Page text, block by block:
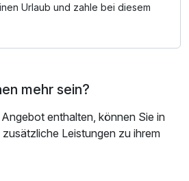
Urlaub und zahle bei diesem
mehr sein?
enthalten, können Sie in
Leistungen zu ihrem